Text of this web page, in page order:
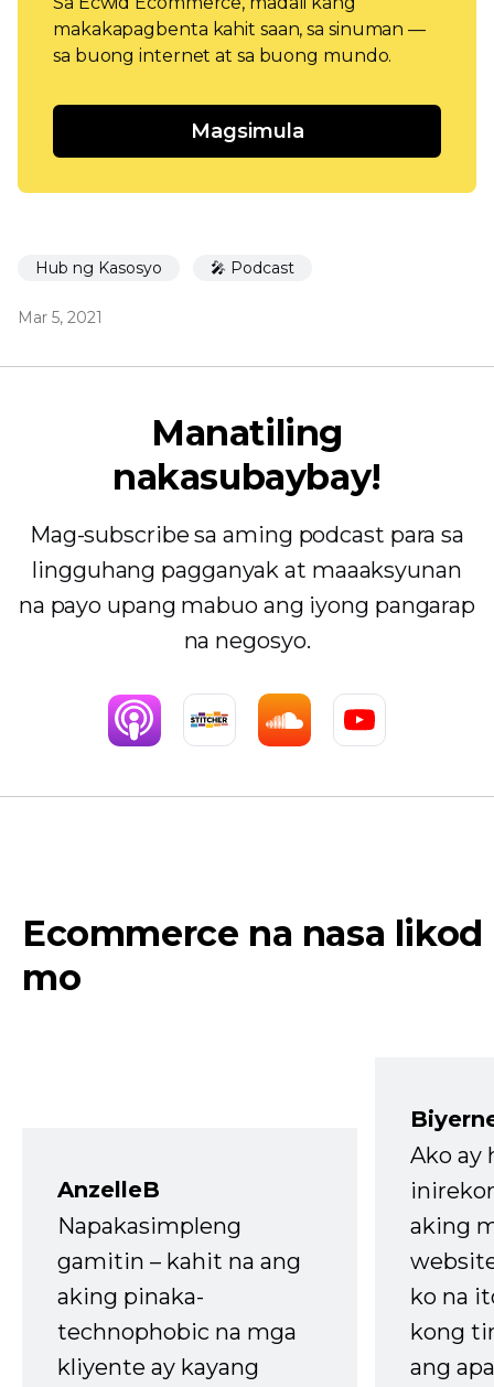
makakapagbenta kahit saan, sa sinuman —
sa buong internet at sa buong mundo.
Magsimula
Hub ng Kasosyo 🎤 Podcast
Mar 5, 2021
Manatiling
nakasubaybay!
Mag-subscribe sa aming podcast para sa
lingguhang pagganyak at maaaksyunan
na payo upang mabuo ang iyong pangarap
na negosyo.
Ecommerce na nasa likod
mo
AnzelleB
Napakasimpleng
gamitin – kahit na ang
aking pinaka-
technophobic na mga
kliyente ay kayang
Ako ay
aking
ko na
kong
ang